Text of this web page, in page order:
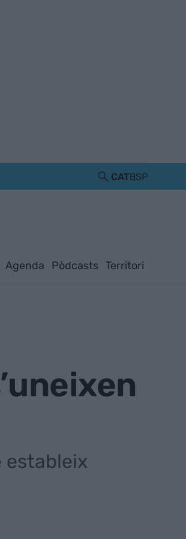
CATESP
Agenda Pòdcasts Territori
estableix